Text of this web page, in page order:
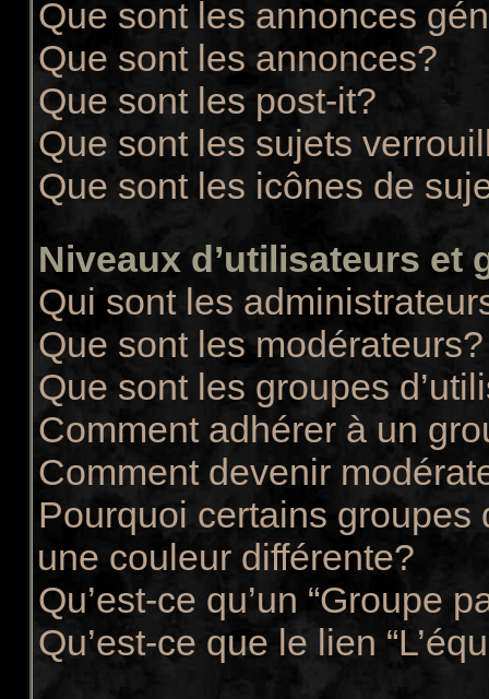
Que sont les annonces
Que sont les annonces?
Que sont les post-it?
Que sont les sujets
Que sont les icônes de
Niveaux d’utilisateurs et
Qui sont les
Que sont les modérateurs?
Que sont les groupes
Comment adhérer à un
Comment devenir
Pourquoi certains groupes
une couleur différente?
Qu’est-ce qu’un “Groupe
Qu’est-ce que le lien